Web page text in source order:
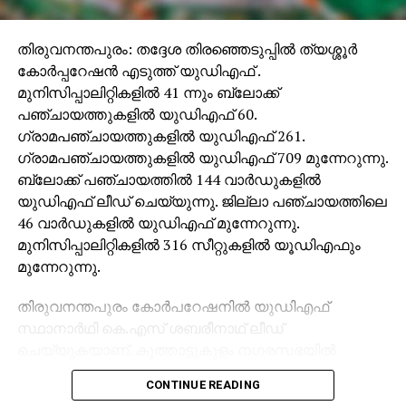
തിരുവനന്തപുരം: തദ്ദേശ തിരഞ്ഞെടുപ്പില്‍ ത്യശ്ശൂര്‍
കോര്‍പ്പറേഷന്‍ എടുത്ത് യുഡിഎഫ് .
മുനിസിപ്പാലിറ്റികളില്‍ 41 ന്നും ബ്ലോക്ക്
പഞ്ചായത്തുകളില്‍ യുഡിഎഫ് 60.
ഗ്രാമപഞ്ചായത്തുകളില്‍ യുഡിഎഫ് 261.
ഗ്രാമപഞ്ചായത്തുകളില്‍ യുഡിഎഫ് 709 മുന്നേറുന്നു.
ബ്ലോക്ക് പഞ്ചായത്തില്‍ 144 വാര്‍ഡുകളില്‍
യുഡിഎഫ് ലീഡ് ചെയ്യുന്നു. ജില്ലാ പഞ്ചായത്തിലെ
46 വാര്‍ഡുകളില്‍ യുഡിഎഫ് മുന്നേറുന്നു.
മുനിസിപ്പാലിറ്റികളില്‍ 316 സീറ്റുകളില്‍ യൂഡിഎഫും
മുന്നേറുന്നു.
തിരുവനന്തപുരം കോര്‍പറേഷനില്‍ യുഡിഎഫ്
സ്ഥാനാര്‍ഥി കെ.എസ് ശബരീനാഥ് ലീഡ്
യുഡിഎഫ് മുന്നേറ്റമാണ്. പന്തളം നഗരസഭയില്‍
യുഡിഎഫ് ലീഡ് ചെയ്യുന്നു. കോതമംഗലം
CONTINUE READING